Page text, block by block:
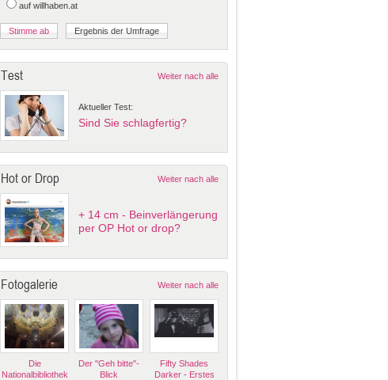
auf willhaben.at
Test Weiter nach alle
Aktueller Test:
Sind Sie schlagfertig?
Hot or Drop Weiter nach alle
+ 14 cm - Beinverlängerung
per OP Hot or drop?
Fotogalerie Weiter nach alle
Die
Nationalbibliothek
Der "Geh bitte"-
Blick
Fifty Shades
Darker - Erstes